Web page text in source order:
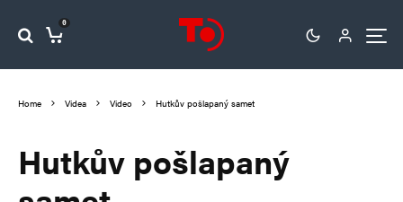
0
Home Videa Video Hutkův pošlapaný samet
Hutkův pošlapaný